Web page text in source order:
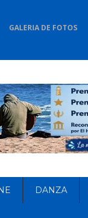
GALERIA DE FOTOS
DANZA